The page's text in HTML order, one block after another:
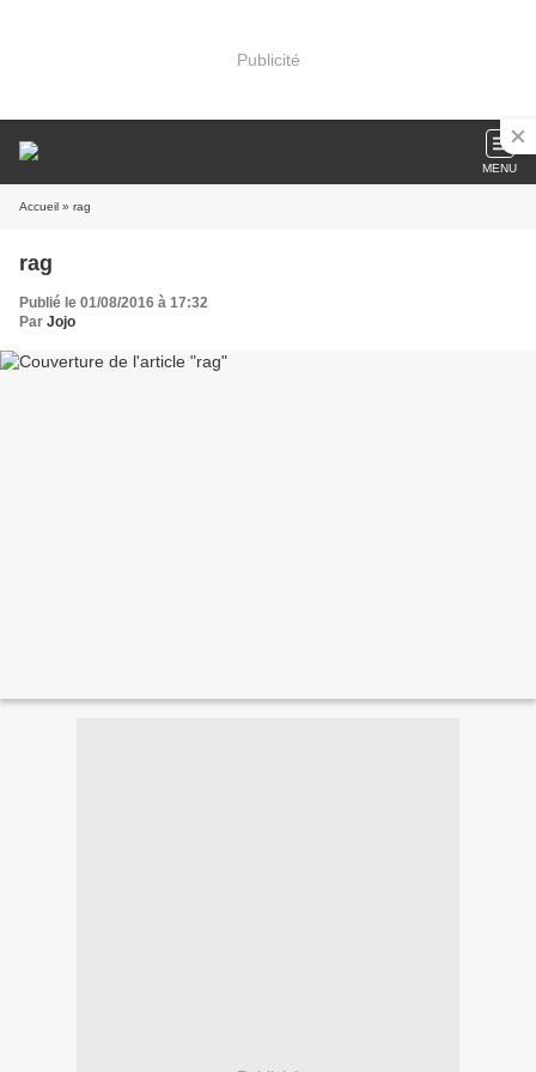
Publicité
MENU
Accueil » rag
rag
Publié le 01/08/2016 à 17:32
Par Jojo